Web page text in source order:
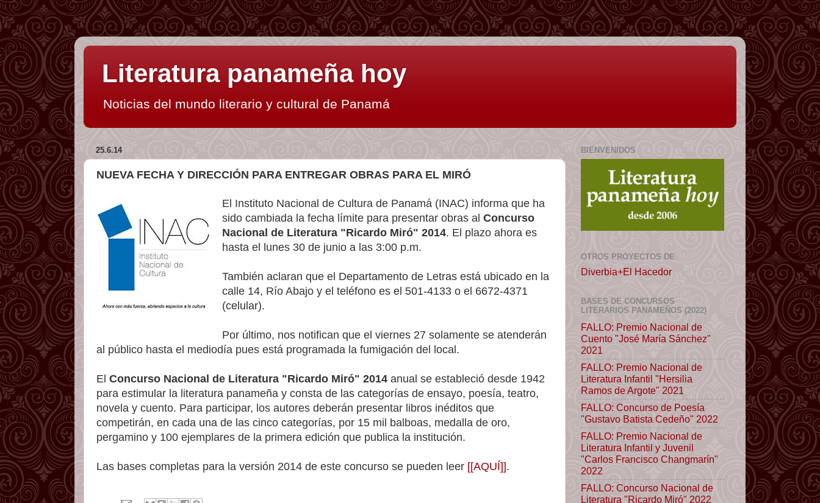
Literatura panameña hoy
Noticias del mundo literario y cultural de Panamá
25.6.14
NUEVA FECHA Y DIRECCIÓN PARA ENTREGAR OBRAS PARA EL MIRÓ
El Instituto Nacional de Cultura de Panamá (INAC) informa que ha
sido cambiada la fecha límite para presentar obras al Concurso
Nacional de Literatura "Ricardo Miró" 2014. El plazo ahora es
hasta el lunes 30 de junio a las 3:00 p.m.
También aclaran que el Departamento de Letras está ubicado en la
calle 14, Río Abajo y el teléfono es el 501-4133 o el 6672-4371
(celular).
Por último, nos notifican que el viernes 27 solamente se atenderán
al público hasta el mediodía pues está programada la fumigación del local.
El Concurso Nacional de Literatura "Ricardo Miró" 2014 anual se estableció desde 1942
para estimular la literatura panameña y consta de las categorías de ensayo, poesía, teatro,
novela y cuento. Para participar, los autores deberán presentar libros inéditos que
competirán, en cada una de las cinco categorías, por 15 mil balboas, medalla de oro,
pergamino y 100 ejemplares de la primera edición que publica la institución.
Las bases completas para la versión 2014 de este concurso se pueden leer [[AQUÍ]].
BIENVENIDOS
OTROS PROYECTOS DE
Diverbia+El Hacedor
BASES DE CONCURSOS
LITERARIOS PANAMEÑOS (2022)
FALLO: Premio Nacional de
Cuento "José María Sánchez"
2021
FALLO: Premio Nacional de
Literatura Infantil "Hersilia
Ramos de Argote" 2021
FALLO: Concurso de Poesía
"Gustavo Batista Cedeño" 2022
FALLO: Premio Nacional de
Literatura Infantil y Juvenil
"Carlos Francisco Changmarín"
2022
FALLO: Concurso Nacional de
Literatura "Ricardo Miró" 2022